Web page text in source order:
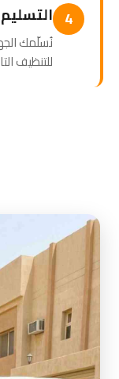
4
نُسلّمك
للتنظيف